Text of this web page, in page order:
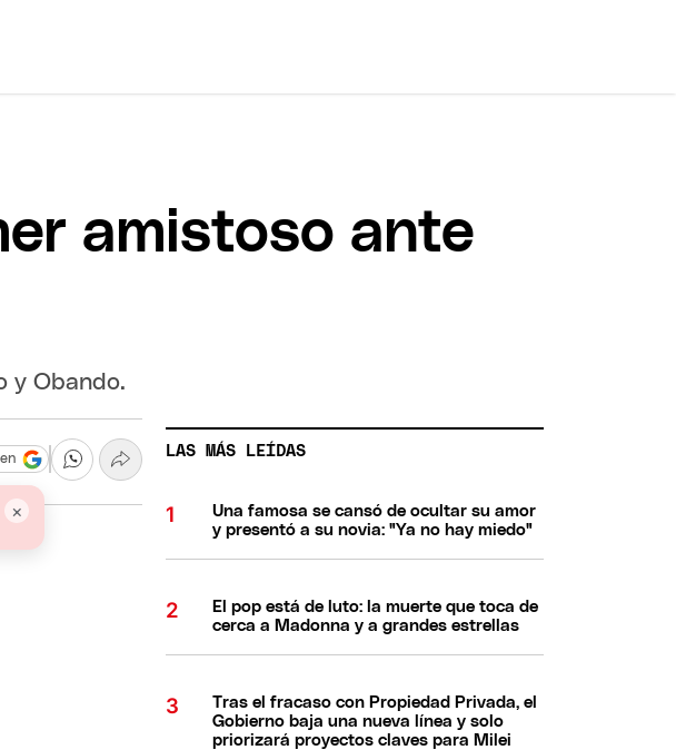
amistoso ante
y Obando.
×
LAS MÁS LEÍDAS
Una famosa se cansó de ocultar su amor
y presentó a su novia: "Ya no hay miedo"
El pop está de luto: la muerte que toca de
cerca a Madonna y a grandes estrellas
Tras el fracaso con Propiedad Privada, el
Gobierno baja una nueva línea y solo
priorizará proyectos claves para Milei